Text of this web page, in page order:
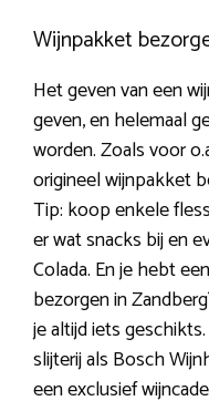
Wijnpakket
Het geven van een
geven, en helemaal
worden. Zoals voor
origineel wijnpakket
Tip: koop enkele
er wat snacks bij en
Colada. En je hebt
bezorgen in
je altijd iets
slijterij als Bosch
een exclusief